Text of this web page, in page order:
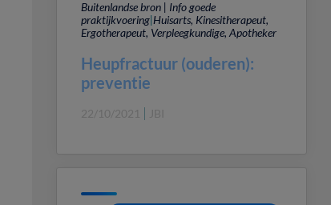
Buitenlandse bron | Info goede
praktijkvoering| Huisarts, Kinesitherapeut,
Ergotherapeut, Verpleegkundige, Apotheker
Heupfractuur (ouderen):
preventie
22/10/2021 JBI